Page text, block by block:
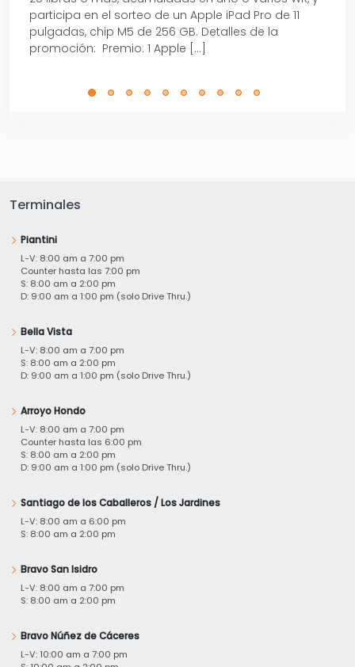
participa en el sorteo de un Apple iPad Pro de 11
pulgadas, chip M5 de 256 GB. Detalles de la
promoción: Premio: 1 Apple […]
Terminales
Piantini
L-V: 8:00 am a 7:00 pm
Counter hasta las 7:00 pm
S: 8:00 am a 2:00 pm
D: 9:00 am a 1:00 pm (solo Drive Thru.)
Bella Vista
L-V: 8:00 am a 7:00 pm
S: 8:00 am a 2:00 pm
D: 9:00 am a 1:00 pm (solo Drive Thru.)
Arroyo Hondo
L-V: 8:00 am a 7:00 pm
Counter hasta las 6:00 pm
S: 8:00 am a 2:00 pm
D: 9:00 am a 1:00 pm (solo Drive Thru.)
Santiago de los Caballeros / Los Jardines
L-V: 8:00 am a 6:00 pm
S: 8:00 am a 2:00 pm
Bravo San Isidro
L-V: 8:00 am a 7:00 pm
S: 8:00 am a 2:00 pm
Bravo Núñez de Cáceres
L-V: 10:00 am a 7:00 pm